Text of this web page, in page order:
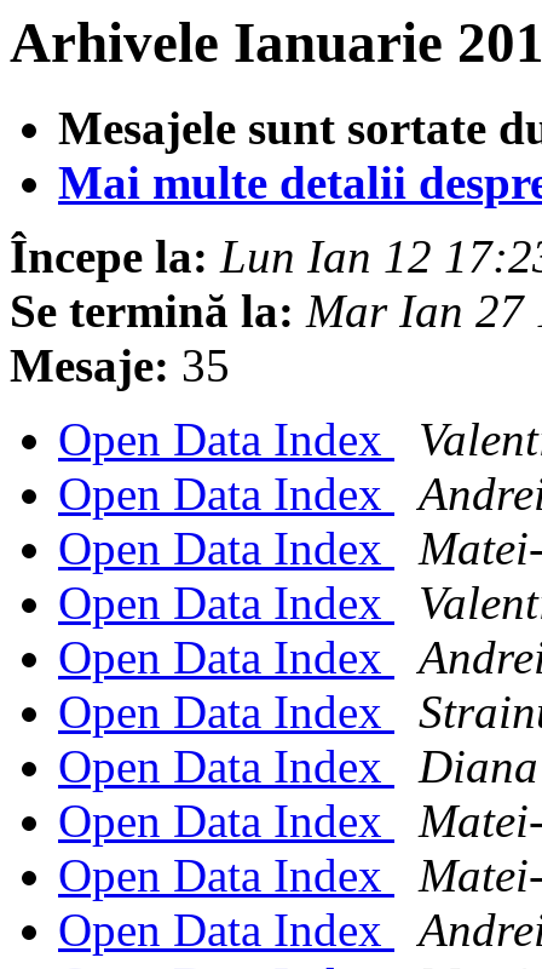
Arhivele Ianuarie
Mesajele sunt sortate
Mai multe detalii
Începe la: Lun Ian 12
Se termină la: Mar Ian 27
Mesaje: 35
Open Data Index
Open Data Index
Open Data Index
Open Data Index
Open Data Index
Open Data Index
Open Data Index
Open Data Index
Open Data Index
Open Data Index